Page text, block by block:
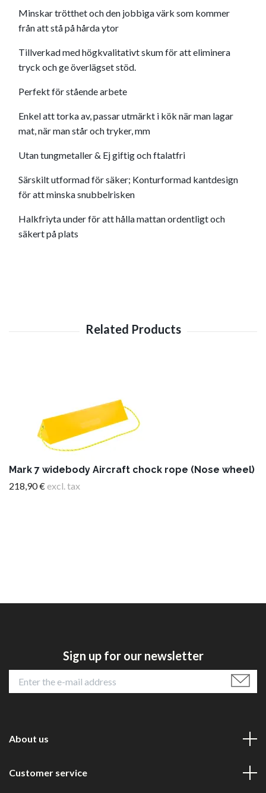
Minskar trötthet och den jobbiga värk som kommer
från att stå på hårda ytor
Tillverkad med högkvalitativt skum för att eliminera
tryck och ge överlägset stöd.
Perfekt för stående arbete
Enkel att torka av, passar utmärkt i kök när man lagar
mat, när man står och tryker, mm
Utan tungmetaller & Ej giftig och ftalatfri
Särskilt utformad för säker; Konturformad kantdesign
för att minska snubbelrisken
Halkfriyta under för att hålla mattan ordentligt och
säkert på plats
Mark 7 widebody Aircraft chock rope (Nose wheel)
218,90 € excl. tax
Sign up for our newsletter
About us
Customer service